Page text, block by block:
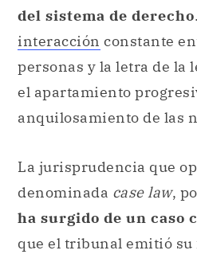
del sistema de derecho
interacción constante
personas y la letra de la
el apartamiento
anquilosamiento de las
La jurisprudencia que
denominada case law,
ha surgido de un caso
que el tribunal emitió su